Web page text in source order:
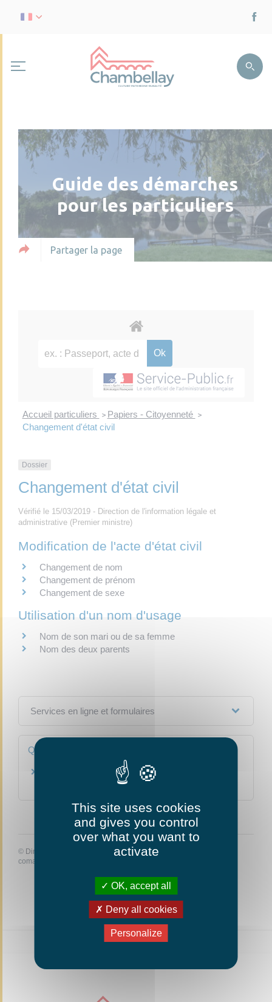
Guide des démarches
pour les particuliers
Partager la page
Accueil particuliers > Papiers - Citoyenneté >
Changement d'état civil
Dossier
Changement d'état civil
Vérifié le 15/03/2019 - Direction de l'information légale et
administrative (Premier ministre)
Modification de l'acte d'état civil
Changement de nom
Changement de prénom
Changement de sexe
Utilisation d'un nom d'usage
Nom de son mari ou de sa femme
Nom des deux parents
Services en ligne et formulaires
Questions ? Réponses !
Comment corriger un acte d'état civil (erreur,
coquille, double tiret) ?
© Direction de l'information légale et administrative
comarquage developpé par
This site uses cookies
and gives you control
over what you want to
activate
OK, accept all
Deny all cookies
Personalize